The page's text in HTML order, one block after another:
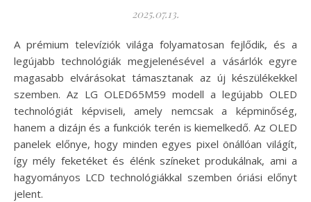
2025.07.13.
A prémium televíziók világa folyamatosan fejlődik, és a
legújabb technológiák megjelenésével a vásárlók egyre
magasabb elvárásokat támasztanak az új készülékekkel
szemben. Az LG OLED65M59 modell a legújabb OLED
technológiát képviseli, amely nemcsak a képminőség,
hanem a dizájn és a funkciók terén is kiemelkedő. Az OLED
panelek előnye, hogy minden egyes pixel önállóan világít,
így mély feketéket és élénk színeket produkálnak, ami a
hagyományos LCD technológiákkal szemben óriási előnyt
jelent.